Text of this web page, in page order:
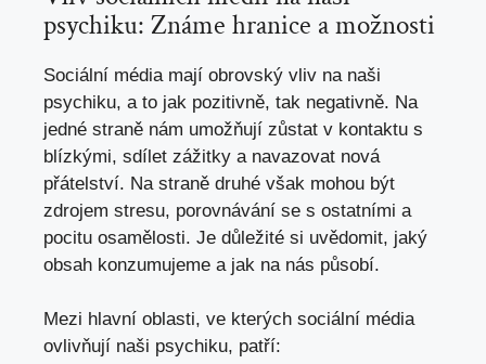
psychiku: Známe hranice a možnosti
Sociální média mají obrovský vliv na naši
psychiku, a to jak pozitivně, tak negativně. Na
jedné straně nám umožňují zůstat v kontaktu s
blízkými, sdílet zážitky a navazovat nová
přátelství. Na straně druhé však mohou být
zdrojem stresu, porovnávání se s ostatními a
pocitu osamělosti. Je důležité si uvědomit, jaký
obsah konzumujeme a jak na nás působí.
Mezi hlavní oblasti, ve kterých sociální média
ovlivňují naši psychiku, patří: